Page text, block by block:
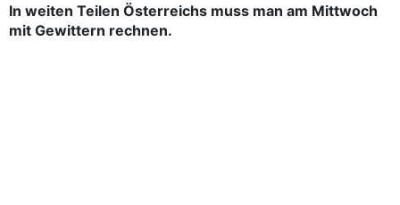
In weiten Teilen Österreichs muss man am Mittwoch
mit Gewittern rechnen.